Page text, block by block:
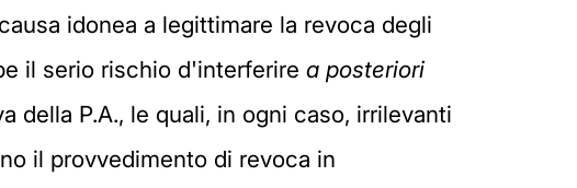
idonea a legittimare la revoca degli
il serio rischio d'interferire a posteriori
della P.A., le quali, in ogni caso, irrilevanti
il provvedimento di revoca in